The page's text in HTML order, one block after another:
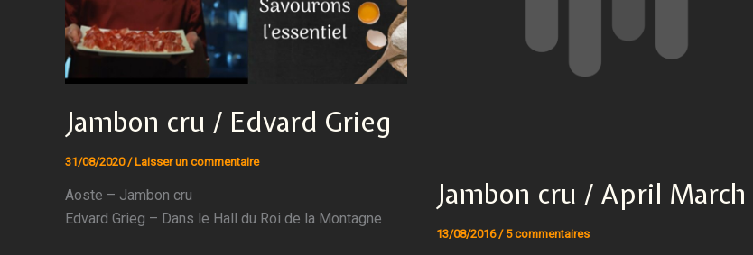
Jambon cru / Edvard Grieg
31/08/2020 /Laisser un commentaire
Aoste – Jambon cru
Edvard Grieg – Dans le Hall du Roi de la Montagne
Jambon cru / April March
13/08/2016/ 5 commentaires